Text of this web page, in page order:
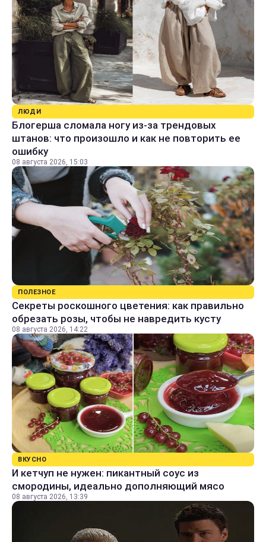
ЛЮДИ
Блогерша сломала ногу из-за трендовых
штанов: что произошло и как не повторить ее
ошибку
08 августа 2026, 15:03
ПОЛЕЗНОЕ
Секреты роскошного цветения: как правильно
обрезать розы, чтобы не навредить кусту
08 августа 2026, 14:22
ВКУСНО
И кетчуп не нужен: пикантный соус из
смородины, идеально дополняющий мясо
08 августа 2026, 13:39